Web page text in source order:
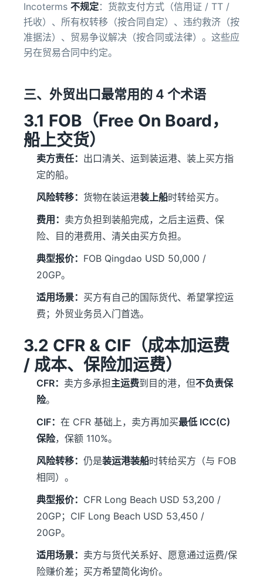
Incoterms 不规定：货款支付方式（信用证 / TT /
托收）、所有权转移（按合同自定）、违约救济（按
准据法）、贸易争议解决（按合同或法律）。这些应
另在贸易合同中约定。
三、外贸出口最常用的 4 个术语
3.1 FOB（Free On Board，
船上交货）
卖方责任： 出口清关、运到装运港、装上买方指
定的船。
风险转移： 货物在装运港装上船时转给买方。
费用： 卖方负担到装船完成，之后主运费、保
险、目的港费用、清关由买方负担。
典型报价： FOB Qingdao USD 50,000 /
20GP。
适用场景： 买方有自己的国际货代、希望掌控运
费；外贸业务员入门首选。
3.2 CFR & CIF（成本加运费
/ 成本、保险加运费）
CFR： 卖方多承担主运费到目的港，但不负责保
险。
CIF： 在 CFR 基础上，卖方再加买最低 ICC(C)
保险，保额 110%。
风险转移： 仍是装运港装船时转给买方（与 FOB
相同）。
典型报价： CFR Long Beach USD 53,200 /
20GP；CIF Long Beach USD 53,450 /
20GP。
适用场景： 卖方与货代关系好、愿意通过运费/保
险赚价差；买方希望简化询价。